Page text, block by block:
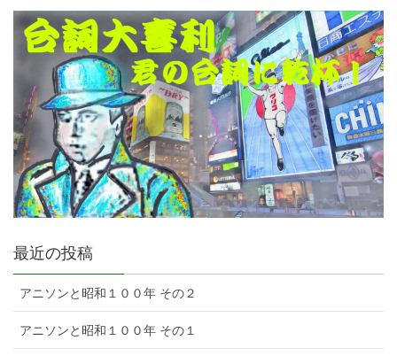
最近の投稿
アニソンと昭和１００年 その２
アニソンと昭和１００年 その１